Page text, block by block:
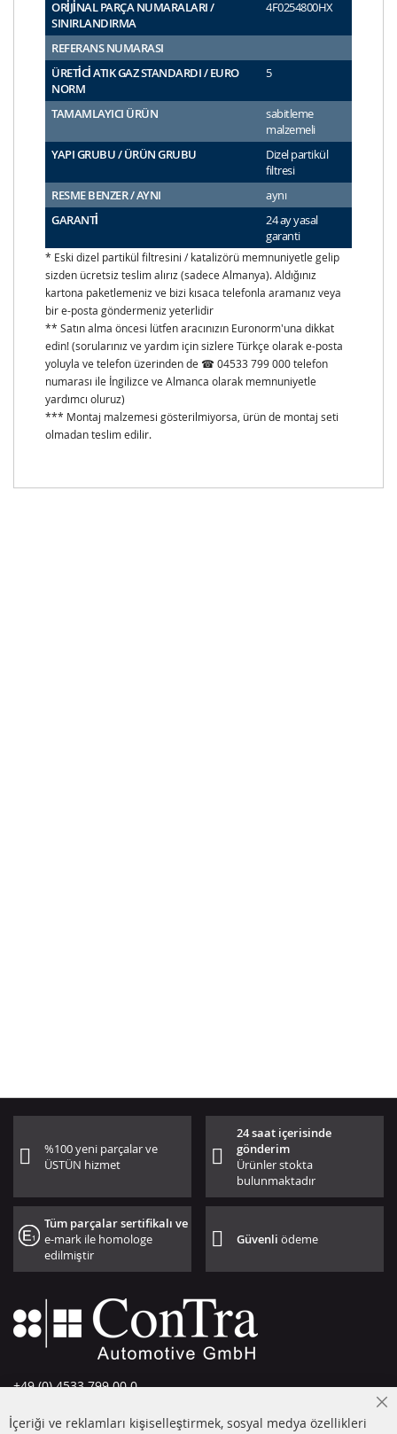
ORİJİNAL PARÇA NUMARALARI /
SINIRLANDIRMA
4F0254800HX
REFERANS NUMARASI
ÜRETİCİ ATIK GAZ STANDARDI / EURO
NORM
5
TAMAMLAYICI ÜRÜN
sabitleme
malzemeli
YAPI GRUBU / ÜRÜN GRUBU
Dizel partikül
filtresi
RESME BENZER / AYNI
aynı
GARANTİ
24 ay yasal
garanti
* Eski dizel partikül filtresini / katalizörü memnuniyetle gelip
sizden ücretsiz teslim alırız (sadece Almanya). Aldığınız
kartona paketlemeniz ve bizi kısaca telefonla aramanız veya
bir e-posta göndermeniz yeterlidir
** Satın alma öncesi lütfen aracınızın Euronorm'una dikkat
edin! (sorularınız ve yardım için sizlere Türkçe olarak e-posta
yoluyla ve telefon üzerinden de ☎ 04533 799 000 telefon
numarası ile İngilizce ve Almanca olarak memnuniyetle
yardımcı oluruz)
*** Montaj malzemesi gösterilmiyorsa, ürün de montaj seti
olmadan teslim edilir.
%100 yeni parçalar ve
ÜSTÜN hizmet
24 saat içerisinde
gönderim
Ürünler stokta
bulunmaktadır
Tüm parçalar sertifikalı ve
e-mark ile homologe
edilmiştir
Güvenliödeme
+49 (0) 4533 799 00 0
info@contra-automotive.de
İçeriği ve reklamları kişiselleştirmek, sosyal medya özellikleri